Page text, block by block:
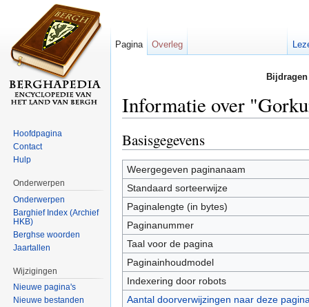
Informatie over
Basisgegevens
Weergegeven paginanaam
Standaard sorteerwijze
Paginalengte (in bytes)
Paginanummer
Taal voor de pagina
Paginainhoudmodel
Indexering door robots
Aantal doorverwijzingen naar deze
Pagina Overleg
Hoofdpagina
Contact
Hulp
Onderwerpen
Onderwerpen
Barghief Index (Archief
HKB)
Berghse woorden
Jaartallen
Wijzigingen
Nieuwe pagina's
Nieuwe bestanden